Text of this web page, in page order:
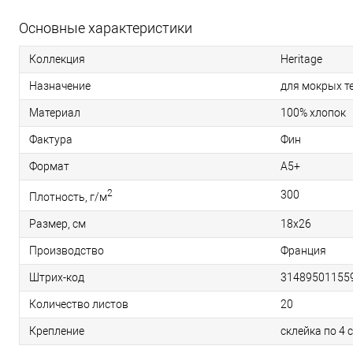
Основные характеристики
Коллекция Heritage
Назначение для мокрых
Материал 100% хлопок
Фактура Фин
Формат A5+
Плотность, г/м2 300
Размер, см 18х26
Производство Франция
Штрих-код
Количество листов 20
Крепление склейка по 4